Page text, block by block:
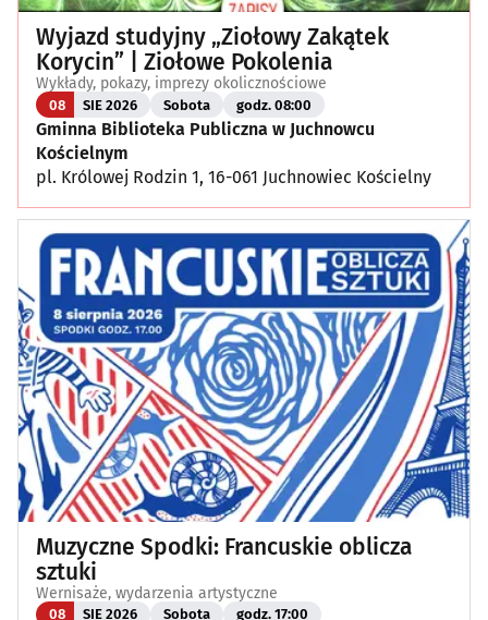
Wyjazd studyjny „Ziołowy Zakątek
Korycin” | Ziołowe Pokolenia
Wykłady, pokazy, imprezy okolicznościowe
08 SIE 2026 Sobota godz. 08:00
Gminna Biblioteka Publiczna w Juchnowcu
Kościelnym
pl. Królowej Rodzin 1, 16-061 Juchnowiec Kościelny
Muzyczne Spodki: Francuskie oblicza
sztuki
Wernisaże, wydarzenia artystyczne
08 SIE 2026 Sobota godz. 17:00